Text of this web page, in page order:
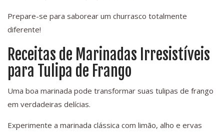
Prepare-se para saborear um churrasco totalmente
diferente!
Receitas de Marinadas Irresistíveis
para Tulipa de Frango
Uma boa marinada pode transformar suas tulipas de frango
em verdadeiras delícias.
Experimente a marinada clássica com limão, alho e ervas